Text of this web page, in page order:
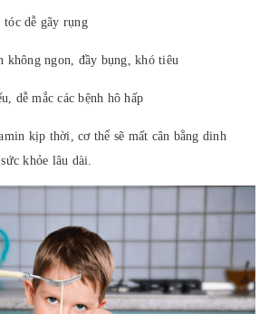
dễ gãy rụng
không ngon, đầy bụng, khó tiêu
dễ mắc các bệnh hô hấp
kịp thời, cơ thể sẽ mất cân bằng dinh
khỏe lâu dài.